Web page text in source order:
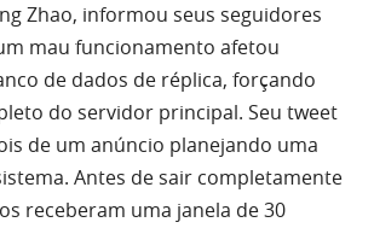
Zhao, informou seus seguidores
mau funcionamento afetou
de dados de réplica, forçando
do servidor principal. Seu tweet
de um anúncio planejando uma
Antes de sair completamente
receberam uma janela de 30